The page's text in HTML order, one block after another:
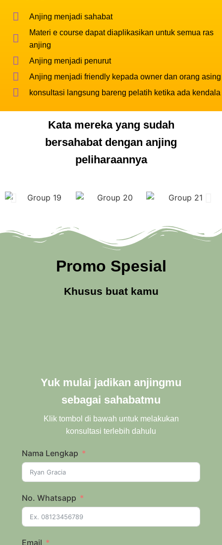
Anjing menjadi sahabat
Materi e course dapat diaplikasikan untuk semua ras
anjing
Anjing menjadi penurut
Anjing menjadi friendly kepada owner dan orang asing
konsultasi langsung bareng pelatih ketika ada kendala
Kata mereka yang sudah
bersahabat dengan anjing
peliharaannya
Promo Spesial
Khusus buat kamu
Yuk mulai jadikan anjingmu
sebagai sahabatmu
Klik tombol di bawah untuk melakukan
konsultasi terlebih dahulu
Nama Lengkap
No. Whatsapp
Email